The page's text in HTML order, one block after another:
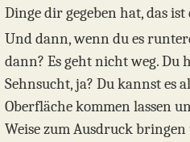
Dinge dir gegeben hat, das
Und dann, wenn du es
dann? Es geht nicht weg. Du
Sehnsucht, ja? Du kannst es
Oberfläche kommen lassen
Weise zum Ausdruck bringen